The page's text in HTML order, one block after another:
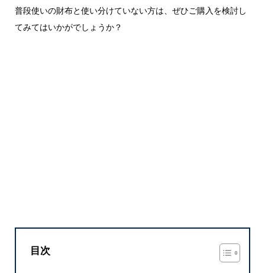
普段使いの財布と使い分けていない方は、ぜひご購入を検討し
てみてはいかがでしょうか？
目次